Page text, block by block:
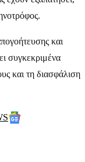
και
συγκεκριμένα
και τη διασφάλιση